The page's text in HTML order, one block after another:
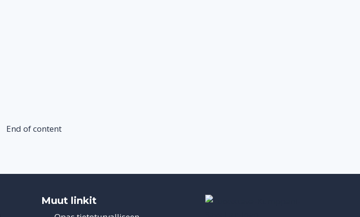
End of content
Muut linkit